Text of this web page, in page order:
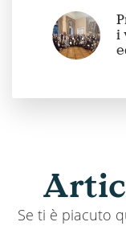
i
Se ti è piacuto